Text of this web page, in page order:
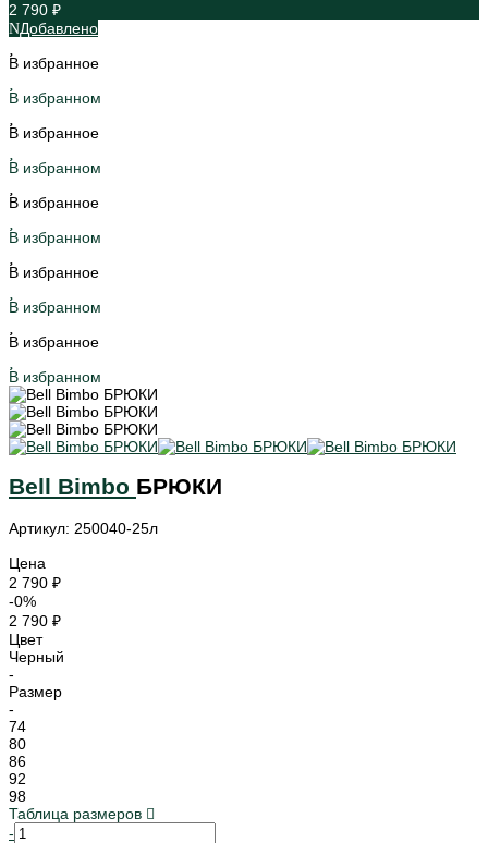
2 790 ₽
Добавлено
В избранное
В избранном
В избранное
В избранном
В избранное
В избранном
В избранное
В избранном
В избранное
В избранном
Bell Bimbo БРЮКИ
Артикул: 250040-25л
Цена
2 790 ₽
-0%
2 790 ₽
Цвет
Черный
-
Размер
-
74
80
86
92
98
Таблица размеров
-